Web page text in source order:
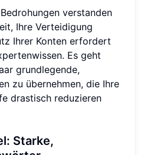
verstanden
Ihre Verteidigung
Ihrer Konten erfordert
Es geht
grundlegende,
zu übernehmen, die Ihre
drastisch reduzieren
Starke,